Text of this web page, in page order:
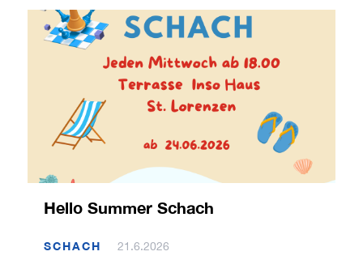
Hello Summer Schach
SCHACH 21.6.2026